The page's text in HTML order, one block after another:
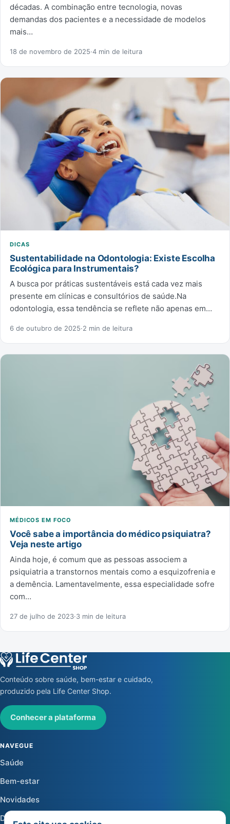
décadas. A combinação entre tecnologia, novas
demandas dos pacientes e a necessidade de modelos
mais…
18 de novembro de 2025·4 min de leitura
DICAS
Sustentabilidade na Odontologia: Existe Escolha
Ecológica para Instrumentais?
A busca por práticas sustentáveis está cada vez mais
presente em clínicas e consultórios de saúde.Na
odontologia, essa tendência se reflete não apenas em…
6 de outubro de 2025·2 min de leitura
MÉDICOS EM FOCO
Você sabe a importância do médico psiquiatra?
Veja neste artigo
Ainda hoje, é comum que as pessoas associem a
psiquiatria a transtornos mentais como a esquizofrenia e
a demência. Lamentavelmente, essa especialidade sofre
com…
27 de julho de 2023·3 min de leitura
Conteúdo sobre saúde, bem-estar e cuidado,
produzido pela Life Center Shop.
Conhecer a plataforma
NAVEGUE
Saúde
Bem-estar
Novidades
Dicas